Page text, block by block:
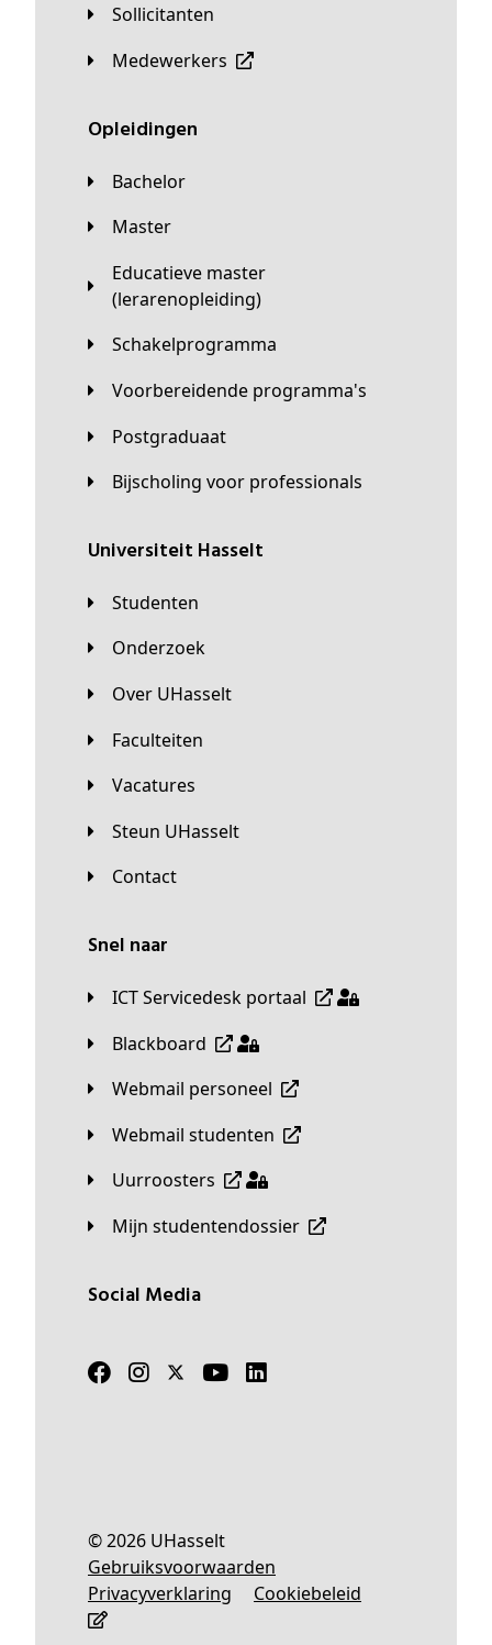
Sollicitanten
Medewerkers
Opleidingen
Bachelor
Master
Educatieve master
(lerarenopleiding)
Schakelprogramma
Voorbereidende programma's
Postgraduaat
Bijscholing voor professionals
universiteit Hasselt
Studenten
Onderzoek
Over UHasselt
Faculteiten
Vacatures
Steun UHasselt
Contact
Snel naar
ICT Servicedesk portaal
Blackboard
Webmail personeel
Webmail studenten
Uurroosters
Mijn studentendossier
Social Media
© 2026 UHasselt
Gebruiksvoorwaarden
Privacyverklaring
Cookiebeleid